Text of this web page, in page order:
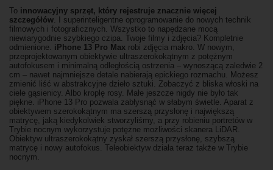
To innowacyjny sprzęt, który rejestruje znacznie więcej
szczegółów. I superinteligentne oprogramowanie do nowych technik
filmowych i fotograficznych. Wszystko to napędzane mocą
niewiarygodnie szybkiego czipa. Twoje filmy i zdjęcia? Kompletnie
odmienione. iPhone 13 Pro Max robi zdjęcia makro. W nowym,
przeprojektowanym obiektywie ultraszeroko­kątnym z potężnym
autofokusem i minimalną odległością ostrzenia – wynoszącą zaledwie 2
cm – nawet najmniejsze detale nabierają epickiego rozmachu. Możesz
zmienić liść w abstrakcyjne dzieło sztuki. Zobaczyć z bliska włoski na
ciele gąsienicy. Albo kroplę rosy. Małe jeszcze nigdy nie było tak
piękne. iPhone 13 Pro pozwala zabłysnąć w słabym świetle. Aparat z
obiektywem szeroko­kątnym ma szerszą przysłonę i największą
matrycę, jaką kiedykolwiek stworzyliśmy, a przy robieniu portretów w
Trybie nocnym wykorzystuje potężne możliwości skanera LiDAR.
Obiektyw ultraszerokokątny zyskał szerszą przysłonę, szybszą
matrycę i nowy autofokus. Teleobiektyw działa teraz także w Trybie
nocnym.